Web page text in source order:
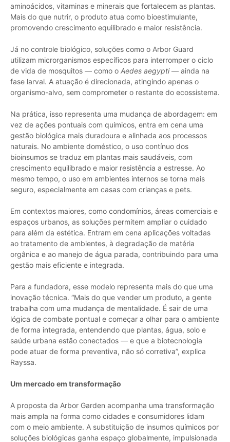
aminoácidos, vitaminas e minerais que fortalecem as plantas.
Mais do que nutrir, o produto atua como bioestimulante,
promovendo crescimento equilibrado e maior resistência.
Já no controle biológico, soluções como o Arbor Guard
utilizam microrganismos específicos para interromper o ciclo
de vida de mosquitos — como o Aedes aegypti— ainda na
fase larval. A atuação é direcionada, atingindo apenas o
organismo-alvo, sem comprometer o restante do ecossistema.
Na prática, isso representa uma mudança de abordagem: em
vez de ações pontuais com químicos, entra em cena uma
gestão biológica mais duradoura e alinhada aos processos
naturais. No ambiente doméstico, o uso contínuo dos
bioinsumos se traduz em plantas mais saudáveis, com
crescimento equilibrado e maior resistência a estresse. Ao
mesmo tempo, o uso em ambientes internos se torna mais
seguro, especialmente em casas com crianças e pets.
Em contextos maiores, como condomínios, áreas comerciais e
espaços urbanos, as soluções permitem ampliar o cuidado
para além da estética. Entram em cena aplicações voltadas
ao tratamento de ambientes, à degradação de matéria
orgânica e ao manejo de água parada, contribuindo para uma
gestão mais eficiente e integrada.
Para a fundadora, esse modelo representa mais do que uma
inovação técnica. “Mais do que vender um produto, a gente
trabalha com uma mudança de mentalidade. É sair de uma
lógica de combate pontual e começar a olhar para o ambiente
de forma integrada, entendendo que plantas, água, solo e
saúde urbana estão conectados — e que a biotecnologia
pode atuar de forma preventiva, não só corretiva”, explica
Rayssa.
Um mercado em transformação
A proposta da Arbor Garden acompanha uma transformação
mais ampla na forma como cidades e consumidores lidam
com o meio ambiente. A substituição de insumos químicos por
soluções biológicas ganha espaço globalmente, impulsionada